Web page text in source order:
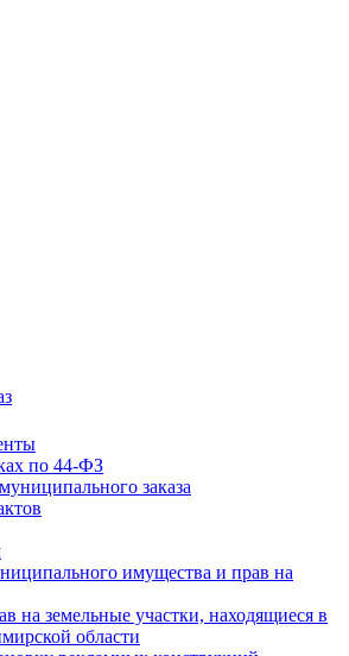
по 44-ФЗ
заказа
имущества и прав на
на земельные участки, находящиеся в
области